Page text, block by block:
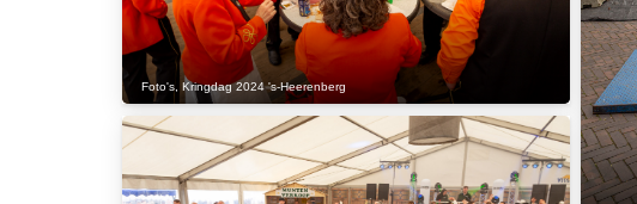
Foto's Kringdag 2024 's-Heerenberg